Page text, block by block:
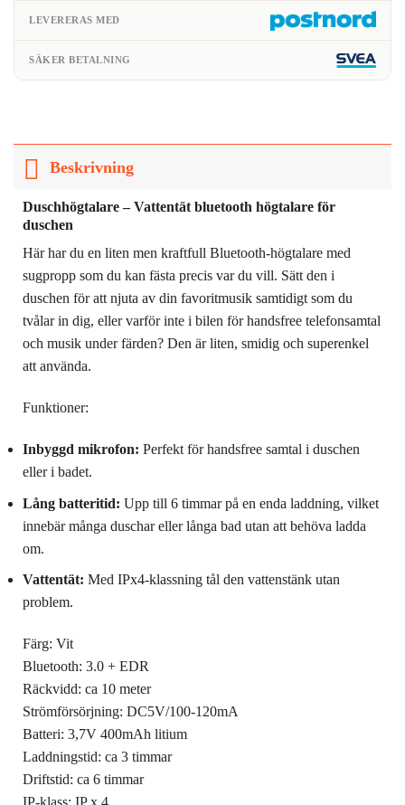
LEVERERAS MED
SÄKER BETALNING
Beskrivning
Duschhögtalare – Vattentät bluetooth högtalare för
duschen
Här har du en liten men kraftfull Bluetooth-högtalare med
sugpropp som du kan fästa precis var du vill. Sätt den i
duschen för att njuta av din favoritmusik samtidigt som du
tvålar in dig, eller varför inte i bilen för handsfree telefonsamtal
och musik under färden? Den är liten, smidig och superenkel
att använda.
Funktioner:
Inbyggd mikrofon: Perfekt för handsfree samtal i duschen
eller i badet.
Lång batteritid: Upp till 6 timmar på en enda laddning, vilket
innebär många duschar eller långa bad utan att behöva ladda
om.
Vattentät: Med IPx4-klassning tål den vattenstänk utan
problem.
Färg: Vit
Bluetooth: 3.0 + EDR
Räckvidd: ca 10 meter
Strömförsörjning: DC5V/100-120mA
Batteri: 3,7V 400mAh litium
Laddningstid: ca 3 timmar
Driftstid: ca 6 timmar
IP-klass: IP x 4